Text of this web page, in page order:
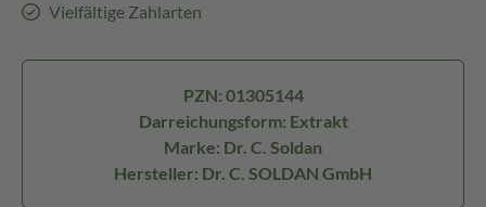
Vielfältige Zahlarten
PZN: 01305144
Darreichungsform: Extrakt
Marke: Dr. C. Soldan
Hersteller: Dr. C. SOLDAN GmbH